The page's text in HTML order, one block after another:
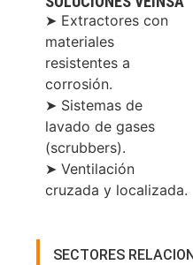
SECTORES
➤ Extractores con
materiales
resistentes a
corrosión.
➤ Sistemas de
lavado de gases
(scrubbers).
➤ Ventilación
cruzada y localizada.